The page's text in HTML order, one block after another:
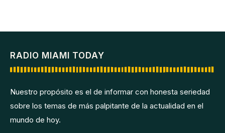
RADIO MIAMI TODAY
Nuestro propósito es el de informar con honesta seriedad
sobre los temas de más palpitante de la actualidad en el
mundo de hoy.